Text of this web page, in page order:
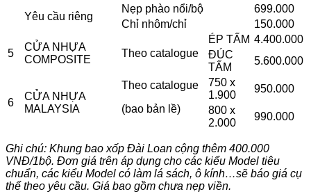
Yêu cầu riêng
Nẹp phào nổi/bộ
699.000
Chỉ nhôm/chỉ
150.000
5
CỬA NHỰA
COMPOSITE
Theo catalogue
ÉP TẤM 4.400.000
ĐÚC
TẤM
5.600.000
6
CỬA NHỰA
MALAYSIA
Theo catalogue
(bao bản lề)
750 x
1.900
950.000
800 x
2.000
990.000
Ghi chú: Khung bao xốp Đài Loan cộng thêm 400.000
VNĐ/1bộ. Đơn giá trên áp dụng cho các kiểu Model tiêu
chuẩn, các kiểu Model có làm lá sách, ô kính…sẽ báo giá cụ
thể theo yêu cầu. Giá bao gồm chưa nẹp viền.